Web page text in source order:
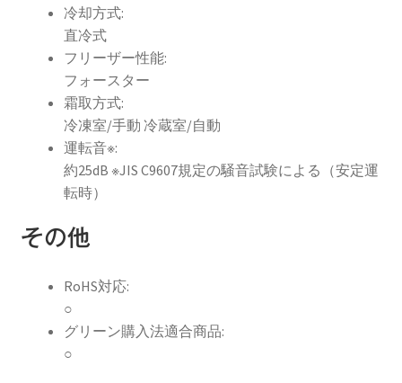
冷却方式:
直冷式
フリーザー性能:
フォースター
霜取方式:
冷凍室/手動 冷蔵室/自動
運転音※:
約25dB ※JIS C9607規定の騒音試験による（安定運
転時）
その他
RoHS対応:
○
グリーン購入法適合商品:
○